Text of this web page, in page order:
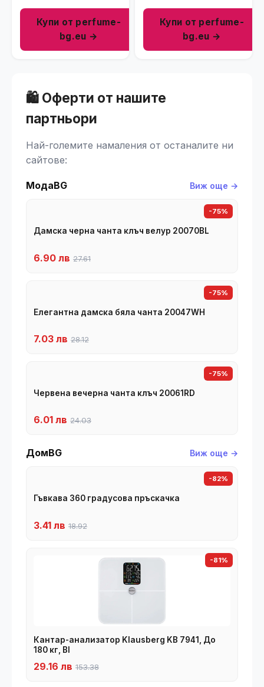
Купи от perfume-
bg.eu →
Купи от perfume-
bg.eu →
🛍️ Оферти от нашите
партньори
Най-големите намаления от останалите ни
сайтове:
МодаBG Виж още →
-75%
Дамска черна чанта клъч велур 20070BL
6.90 лв 27.61
-75%
Елегантна дамска бяла чанта 20047WH
7.03 лв 28.12
-75%
Червена вечерна чанта клъч 20061RD
6.01 лв 24.03
ДомBG Виж още →
-82%
Гъвкава 360 градусова пръскачка
3.41 лв 18.92
-81%
Кантар-анализатор Klausberg KB 7941, До
180 кг, BI
29.16 лв 153.38